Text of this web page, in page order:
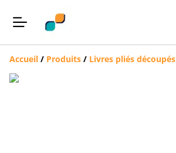
Accueil / Produits / Livres pliés découpés